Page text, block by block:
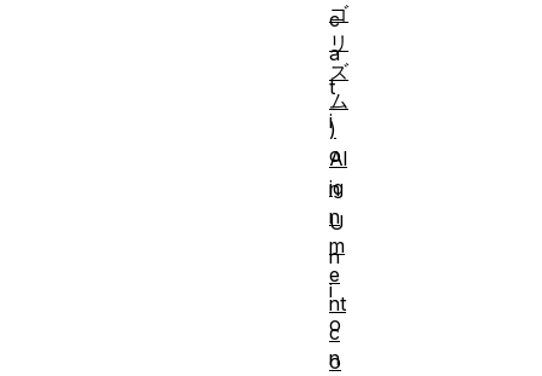
c
a
t
i
o
n
U
n
i
o
n
ゴ
リ
ズ
ム
)
Al
ig
n
m
e
nt
c
o